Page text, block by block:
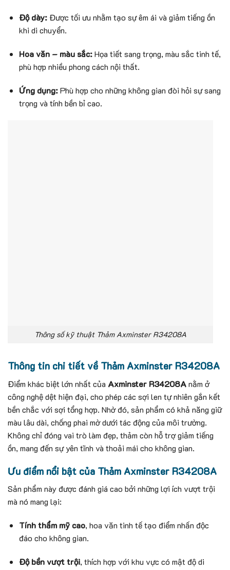
Độ dày: Được tối ưu nhằm tạo sự êm ái và giảm tiếng ồn
khi di chuyển.
Hoa văn – màu sắc:Họa tiết sang trọng, màu sắc tinh tế,
phù hợp nhiều phong cách nội thất.
Ứng dụng:Phù hợp cho những không gian đòi hỏi sự sang
trọng và tính bền bỉ cao.
Thông số kỹ thuật Thảm Axminster R34208A
Thông tin chi tiết về Thảm Axminster R34208A
Điểm khác biệt lớn nhất của Axminster R34208Anằm ở
công nghệ dệt hiện đại, cho phép các sợi len tự nhiên gắn kết
bền chắc với sợi tổng hợp. Nhờ đó, sản phẩm có khả năng giữ
màu lâu dài, chống phai mờ dưới tác động của môi trường.
Không chỉ đóng vai trò làm đẹp, thảm còn hỗ trợ giảm tiếng
ồn, mang đến sự yên tĩnh và thoải mái cho không gian.
Ưu điểm nổi bật của Thảm Axminster R34208A
Sản phẩm này được đánh giá cao bởi những lợi ích vượt trội
mà nó mang lại:
Tính thẩm mỹ cao, hoa văn tinh tế tạo điểm nhấn độc
đáo cho không gian.
Độ bền vượt trội, thích hợp với khu vực có mật độ di